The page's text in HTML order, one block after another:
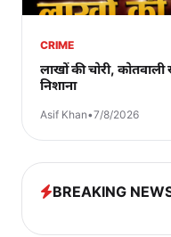
CRIME
लाखों की चोरी,
निशाना
Asif Khan•7/8/2026
BREAKING